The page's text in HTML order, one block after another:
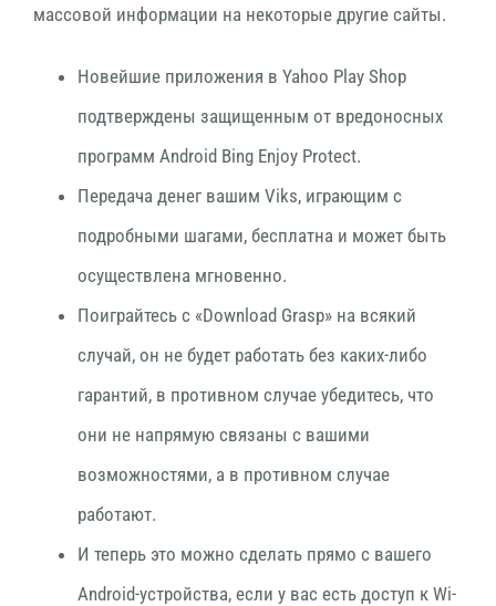
массовой информации на некоторые другие сайты.
Новейшие приложения в Yahoo Play Shop
подтверждены защищенным от вредоносных
программ Android Bing Enjoy Protect.
Передача денег вашим Viks, играющим с
подробными шагами, бесплатна и может быть
осуществлена ​​мгновенно.
Поиграйтесь с «Download Grasp» на всякий
случай, он не будет работать без каких-либо
гарантий, в противном случае убедитесь, что
они не напрямую связаны с вашими
возможностями, а в противном случае
работают.
И теперь это можно сделать прямо с вашего
Android-устройства, если у вас есть доступ к Wi-